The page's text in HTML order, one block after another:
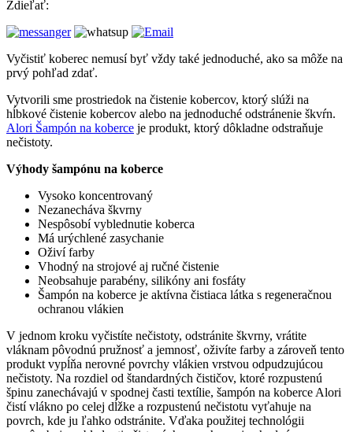
Zdieľať:
Vyčistiť koberec nemusí byť vždy také jednoduché, ako sa môže na
prvý pohľad zdať.
Vytvorili sme prostriedok na čistenie kobercov, ktorý slúži na
hĺbkové čistenie kobercov alebo na jednoduché odstránenie škvŕn.
Alori Šampón na koberce je produkt, ktorý dôkladne odstraňuje
nečistoty.
Výhody šampónu na koberce
Vysoko koncentrovaný
Nezanecháva škvrny
Nespôsobí vyblednutie koberca
Má urýchlené zasychanie
Oživí farby
Vhodný na strojové aj ručné čistenie
Neobsahuje parabény, silikóny ani fosfáty
Šampón na koberce je aktívna čistiaca látka s regeneračnou
ochranou vlákien
V jednom kroku vyčistíte nečistoty, odstránite škvrny, vrátite
vláknam pôvodnú pružnosť a jemnosť, oživíte farby a zároveň tento
produkt vypĺňa nerovné povrchy vlákien vrstvou odpudzujúcou
nečistoty. Na rozdiel od štandardných čističov, ktoré rozpustenú
špinu zanechávajú v spodnej časti textílie, šampón na koberce Alori
čistí vlákno po celej dĺžke a rozpustenú nečistotu vyťahuje na
povrch, kde ju ľahko odstránite. Vďaka použitej technológii